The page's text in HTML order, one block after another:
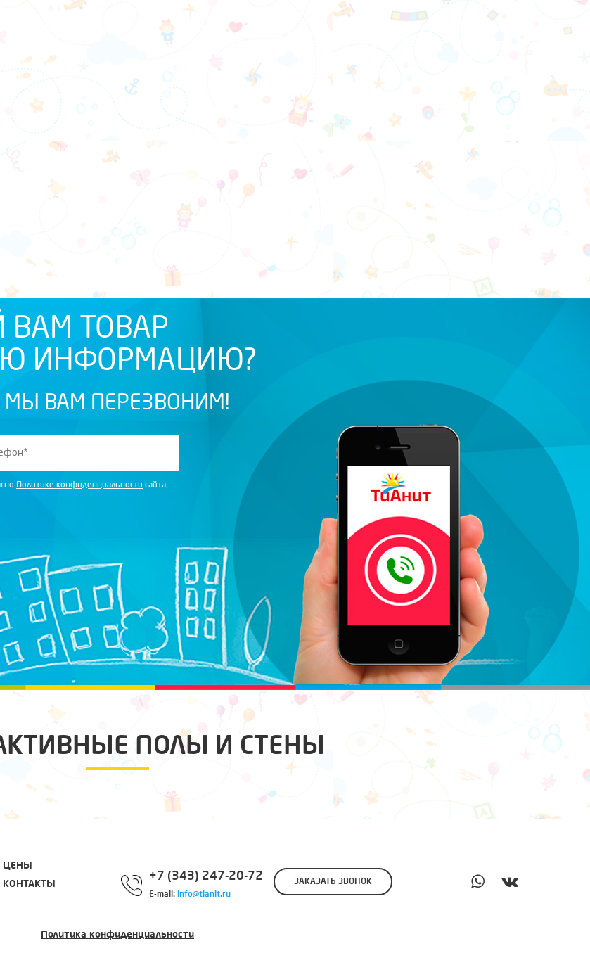
ТОВАР
ИНФОРМАЦИЮ?
МЫ ВАМ ПЕРЕЗВОНИМ!
Политике конфиденциальности сайта
ПОЛЫ И СТЕНЫ
ЦЕНЫ
КОНТАКТЫ
+7 (343) 247-20-72
E-mail: info@tianit.ru
ЗАКАЗАТЬ ЗВОНОК
Политика конфиденциальности